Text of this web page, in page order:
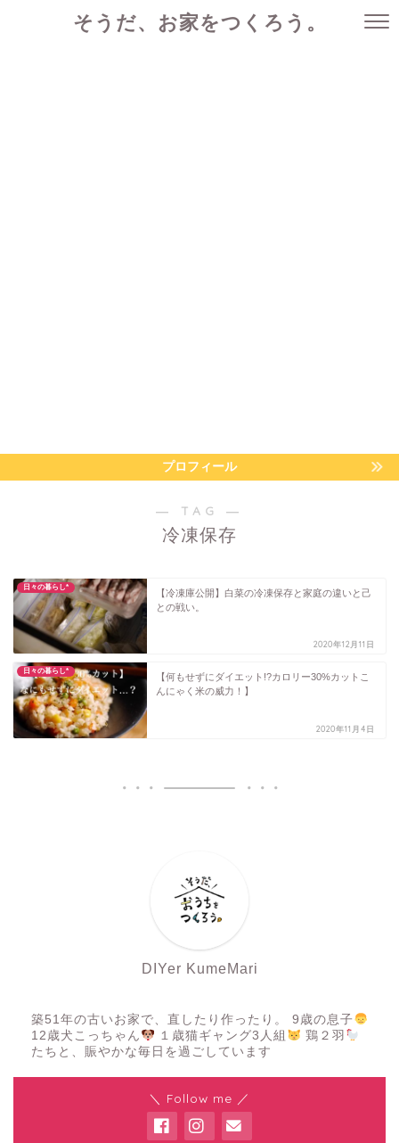
そうだ、お家をつくろう。
プロフィール
― TAG ―
冷凍保存
日々の暮らし*
【冷凍庫公開】白菜の冷凍保存と家庭の違いと己
との戦い。
2020年12月11日
日々の暮らし*
【何もせずにダイエット!?カロリー30%カットこ
んにゃく米の威力！】
2020年11月4日
DIYer KumeMari
築51年の古いお家で、直したり作ったり。 9歳の息子
12歳犬こっちゃん
１歳猫ギャング3人組
鶏２羽
たちと、賑やかな毎日を過ごしています
＼ Follow me ／